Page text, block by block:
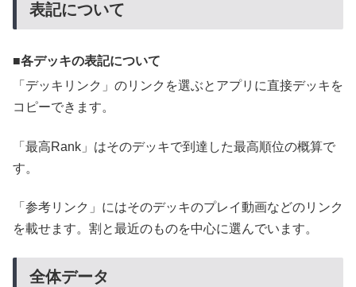
表記について
各デッキの表記について
「デッキリンク」のリンクを選ぶとアプリに直接デッキを
コピーできます。
「最高Rank」はそのデッキで到達した最高順位の概算で
す。
「参考リンク」にはそのデッキのプレイ動画などのリンク
を載せます。割と最近のものを中心に選んでいます。
全体データ